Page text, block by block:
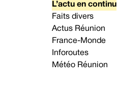
L’actu en continu
Faits divers
Actus Réunion
France-Monde
Inforoutes
Météo Réunion